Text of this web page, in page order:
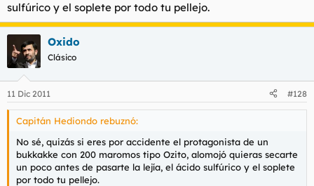
sulfúrico y el soplete por todo tu pellejo.
Oxido
Clásico
11 Dic 2011 #128
Capitán Hediondo rebuznó:
No sé, quizás si eres por accidente el protagonista de un
bukkakke con 200 maromos tipo Ozito, alomojó quieras secarte
un poco antes de pasarte la lejía, el ácido sulfúrico y el soplete
por todo tu pellejo.